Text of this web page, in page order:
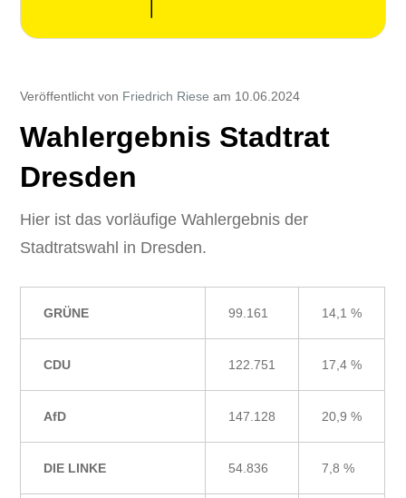
Veröffentlicht von Friedrich Riese am 10.06.2024
Wahlergebnis Stadtrat
Dresden
Hier ist das vorläufige Wahlergebnis der
Stadtratswahl in Dresden.
GRÜNE 99.161 14,1 %
CDU 122.751 17,4 %
AfD 147.128 20,9 %
DIE LINKE 54.836 7,8 %